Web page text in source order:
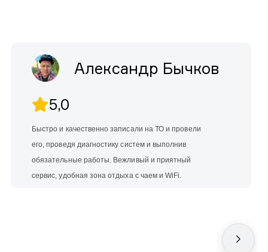
Александр Бычков
5,0
Быстро и качественно записали на ТО и провели
его, проведя диагностику систем и выполнив
обязательные работы. Вежливый и приятный
сервис, удобная зона отдыха с чаем и WiFi.